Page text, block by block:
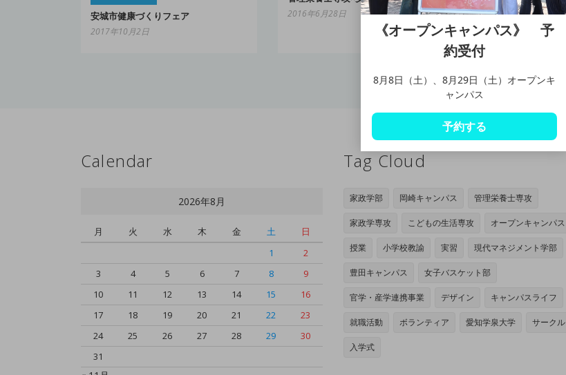
安城市健康づくりフェア
2017年10月2日
2016年6月28日
Calendar
2026年8月
月 火 水 木 金 土
日
1
2
3
4 5 6 7 8
9
10
11 12 13 14 15
16
17
18 19 20 21 22
23
24
25 26 27 28 29
30
31
Tag Cloud
家政学部 岡崎キャンパス 管理栄養士専攻
家政学専攻 こどもの生活専攻 オープンキャンパス
授業 小学校教諭 実習 現代マネジメント学部
豊田キャンパス 女子バスケット部
官学・産学連携事業 デザイン キャンパスライフ
就職活動 ボランティア 愛知学泉大学 サークル
入学式
《オープンキャンパス》 予
約受付
8月8日（土）、8月29日（土）オープンキ
ャンパス
予約する